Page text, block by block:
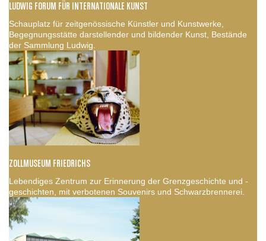
LUDWIG FORUM FÜR INTERNATIONALE KUNST
Schauplatz für zeitgenössische Künstler und Kunstwerke,
Begegnungsstätte darstellender und bildender Kunst, Bestände
der Sammlung Ludwig.
ZOLLMUSEUM FRIEDRICHS
Lebendiges Zentrum zur Erinnerung der Grenzgeschichte und -
geschichten, mit verbotenen Souvenirs und Schwarzbrennerei.